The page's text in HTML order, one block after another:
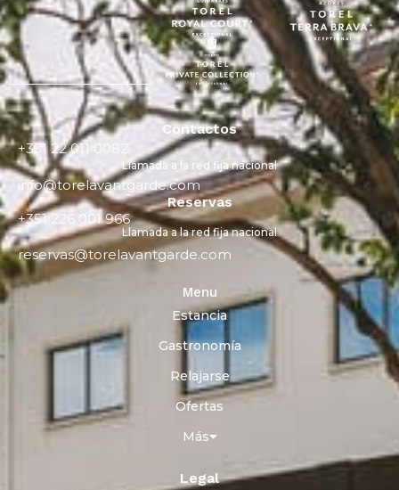
Contactos
+351 22 011 0082
Llamada a la red fija nacional
info@torelavantgarde.com
Reservas
+351 226 001 966
Llamada a la red fija nacional
reservas@torelavantgarde.com
Menu
Estancia
Gastronomía
Relajarse
Ofertas
Más
Legal